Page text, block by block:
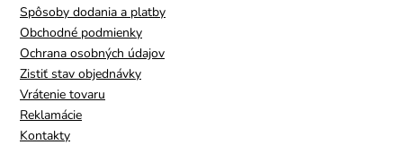
Spôsoby dodania a platby
Obchodné podmienky
Ochrana osobných údajov
Zistiť stav objednávky
Vrátenie tovaru
Reklamácie
Kontakty